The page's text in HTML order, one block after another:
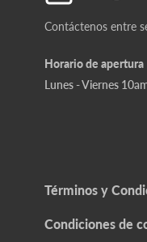
Contáctenos entre
Horario de apertura
Lunes - Viernes
Términos y
Condiciones de